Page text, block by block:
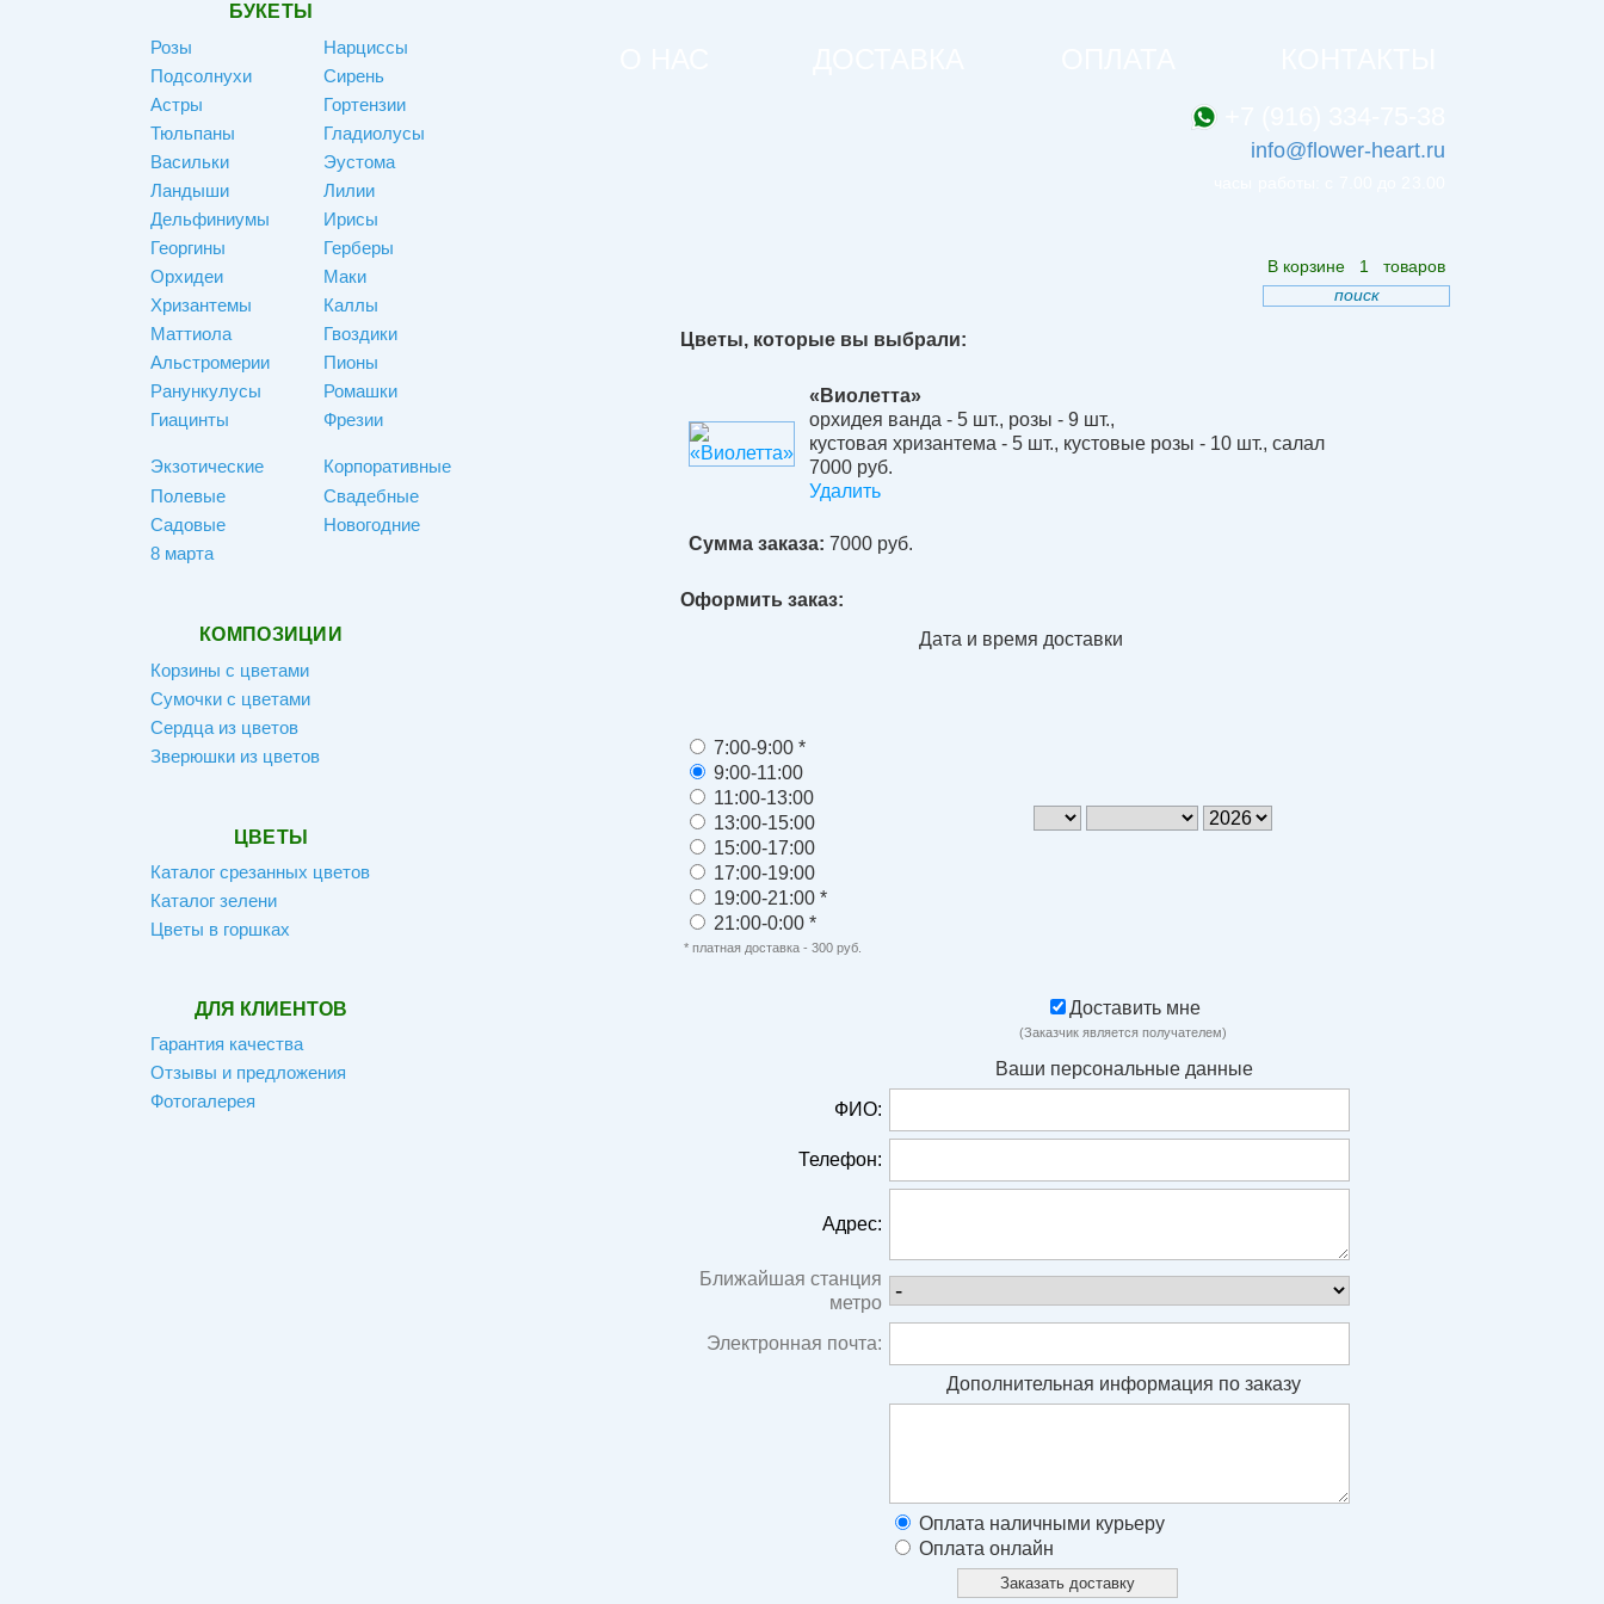
БУКЕТЫ
Розы
Подсолнухи
Астры
Тюльпаны
Васильки
Ландыши
Дельфиниумы
Георгины
Орхидеи
Хризантемы
Маттиола
Альстромерии
Ранункулусы
Гиацинты
Экзотические
Нарциссы
Сирень
Гортензии
Гладиолусы
Эустома
Лилии
Ирисы
Герберы
Маки
Каллы
Гвоздики
Пионы
Ромашки
Фрезии
Корпоративные
Полевые
Садовые
8 марта
Свадебные
Новогодние
КОМПОЗИЦИИ
Корзины с цветами
Сумочки с цветами
Сердца из цветов
Зверюшки из цветов
ЦВЕТЫ
Каталог срезанных цветов
Каталог зелени
Цветы в горшках
ДЛЯ КЛИЕНТОВ
Гарантия качества
Отзывы и предложения
Фотогалерея
info@flower-heart.ru
В корзине 1
товаров
поиск
Цветы, которые вы выбрали:
«Виолетта»
орхидея ванда - 5 шт., розы - 9 шт.,
кустовая хризантема - 5 шт., кустовые розы - 10 шт., салал
7000 руб.
Удалить
Сумма заказа: 7000руб.
Оформить заказ:
Дата и время доставки
7:00-9:00 *
9:00-11:00
11:00-13:00
13:00-15:00
15:00-17:00
17:00-19:00
19:00-21:00 *
21:00-0:00 *
* платная доставка - 300 руб.
Доставить мне
(Заказчик является получателем)
Ваши персональные данные
ФИО:
Телефон:
Адрес:
Ближайшая станция
метро
Электронная почта:
Дополнительная информация по заказу
Оплата наличными курьеру
Оплата онлайн